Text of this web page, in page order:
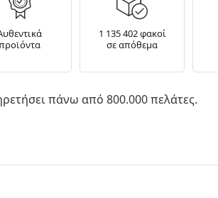
1 135 402 φακοί
σε απόθεμα
πάνω από 800.000 πελάτες.